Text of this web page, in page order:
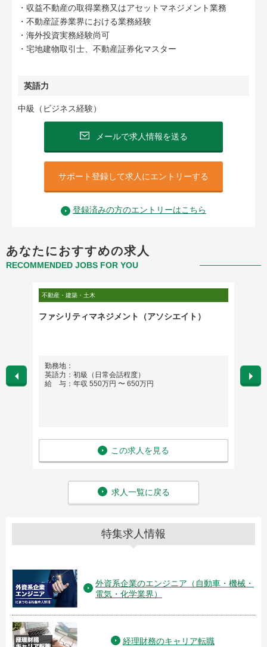
・収益不動産の取得業務又はアセットマネジメント業務
・不動産証券業界における業務経験
・海外投資実務経験尚可
・宅地建物取引士、不動産証券化マスター
英語力
中級（ビジネス経験）
メールで求人情報を送る
サポート登録して求人にエントリーする
登録済みの方のエントリーはこちら
あなたにおすすめの求人
RECOMMENDED JOBS FOR YOU
不動産・建築・土木
ファシリティマネジメント（アソシエイト）
勤務地：
英語力：初級（日常会話程度）
給 与：年収 550万円 〜 650万円
この求人を見る
勤務
英語
給
求人一覧に戻る
特集求人情報
外資系企業のエンジニア（自動車・機械・
電気・化学業界）
経理財務のキャリア転職